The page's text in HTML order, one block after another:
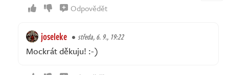
Odpovědět
joseleke středa, 6. 9., 19:22
Mockrát děkuju! :-)